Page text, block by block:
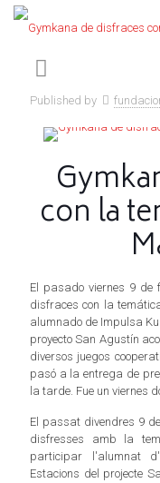
Published by
con la
El pasado viernes 9 de
disfraces con la
alumnado de Impulsa
proyecto San Agustín
diversos juegos
pasó a la entrega de
la tarde. Fue un viernes
El passat divendres 9
disfresses amb la
participar l'alumnat
Estacions del projecte